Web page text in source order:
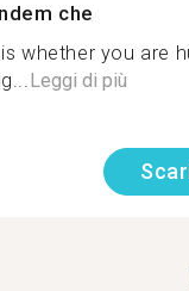
che
whether you are
Leggi di più